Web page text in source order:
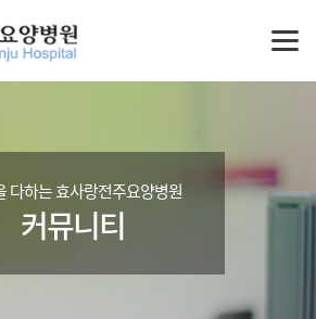
다하는 효사랑전주요양병원
커뮤니티